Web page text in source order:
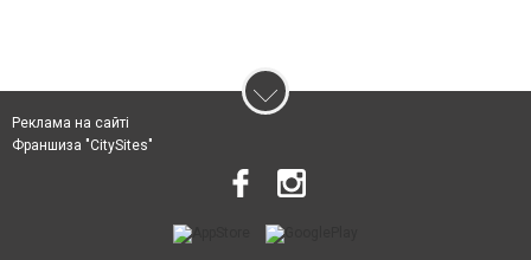
Реклама на сайті
Франшиза "CitySites"